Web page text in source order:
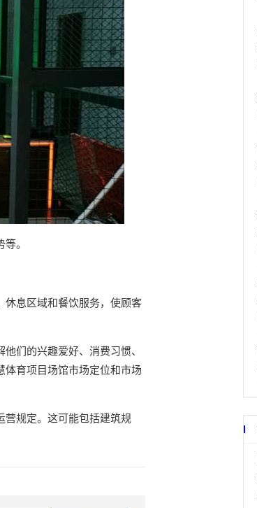
。
休息区域和餐饮服务，使顾客
们的兴趣爱好、消费习惯、
体育项目场馆市场定位和市场
营规定。这可能包括建筑规